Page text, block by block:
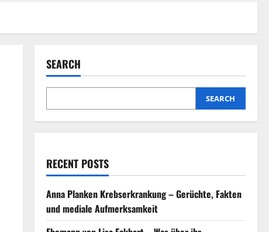
SEARCH
SEARCH
RECENT POSTS
Anna Planken Krebserkrankung – Gerüchte, Fakten
und mediale Aufmerksamkeit